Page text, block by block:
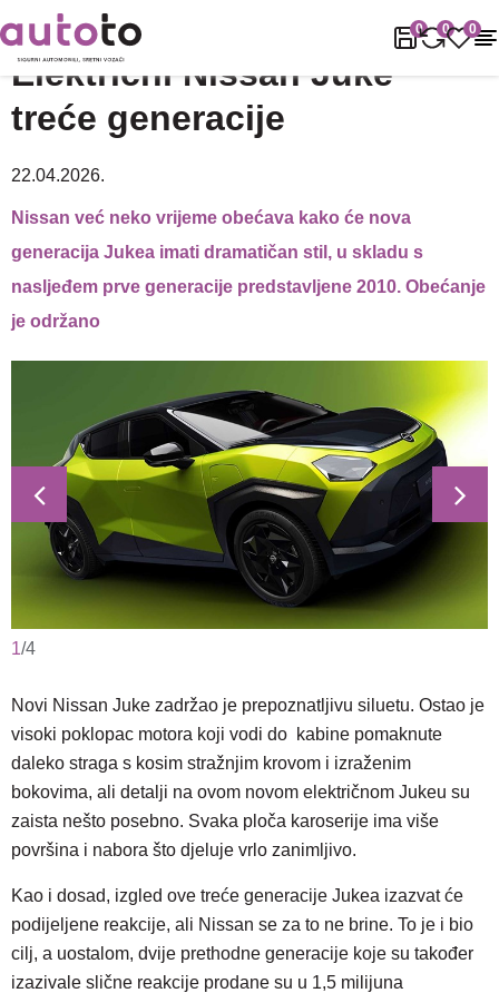
0 0 0
Naslovnica Novosti Električni Nissan Juke treće generacije
Električni Nissan Juke
treće generacije
22.04.2026.
Nissan već neko vrijeme obećava kako će nova
generacija Jukea imati dramatičan stil, u skladu s
nasljeđem prve generacije predstavljene 2010. Obećanje
je održano
1/4
Novi Nissan Juke zadržao je prepoznatljivu siluetu. Ostao je
visoki poklopac motora koji vodi do kabine pomaknute
daleko straga s kosim stražnjim krovom i izraženim
bokovima, ali detalji na ovom novom električnom Jukeu su
zaista nešto posebno. Svaka ploča karoserije ima više
površina i nabora što djeluje vrlo zanimljivo.
Kao i dosad, izgled ove treće generacije Jukea izazvat će
podijeljene reakcije, ali Nissan se za to ne brine. To je i bio
cilj, a uostalom, dvije prethodne generacije koje su također
izazivale slične reakcije prodane su u 1,5 milijuna